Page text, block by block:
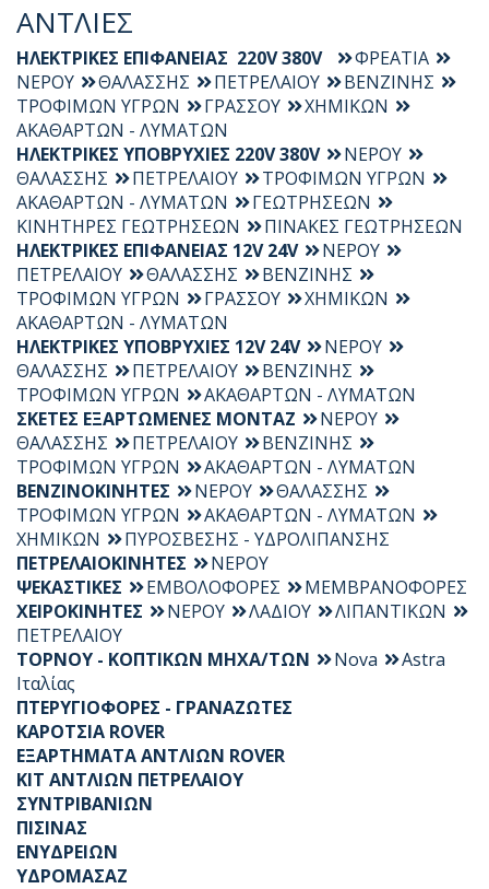
ΑΝΤΛΙΕΣ
ΗΛΕΚΤΡΙΚΕΣ ΕΠΙΦΑΝΕΙΑΣ 220V 380V
ΦΡΕΑΤΙΑ
ΝΕΡΟΥ
ΘΑΛΑΣΣΗΣ ΠΕΤΡΕΛΑΙΟΥ
ΒΕΝΖΙΝΗΣ
ΤΡΟΦΙΜΩΝ ΥΓΡΩΝ
ΓΡΑΣΣΟΥ
ΧΗΜΙΚΩΝ
ΑΚΑΘΑΡΤΩΝ - ΛΥΜΑΤΩΝ
ΗΛΕΚΤΡΙΚΕΣ ΥΠΟΒΡΥΧΙΕΣ 220V 380V
ΝΕΡΟΥ
ΘΑΛΑΣΣΗΣ
ΠΕΤΡΕΛΑΙΟΥ
ΤΡΟΦΙΜΩΝ ΥΓΡΩΝ
ΑΚΑΘΑΡΤΩΝ - ΛΥΜΑΤΩΝ
ΓΕΩΤΡΗΣΕΩΝ
ΚΙΝΗΤΗΡΕΣ ΓΕΩΤΡΗΣΕΩΝ
ΠΙΝΑΚΕΣ ΓΕΩΤΡΗΣΕΩΝ
ΗΛΕΚΤΡΙΚΕΣ ΕΠΙΦΑΝΕΙΑΣ 12V 24V
ΝΕΡΟΥ
ΠΕΤΡΕΛΑΙΟΥ
ΘΑΛΑΣΣΗΣ
ΒΕΝΖΙΝΗΣ
ΤΡΟΦΙΜΩΝ ΥΓΡΩΝ
ΓΡΑΣΣΟΥ
ΧΗΜΙΚΩΝ
ΑΚΑΘΑΡΤΩΝ - ΛΥΜΑΤΩΝ
ΗΛΕΚΤΡΙΚΕΣ ΥΠΟΒΡΥΧΙΕΣ 12V 24V
ΝΕΡΟΥ
ΘΑΛΑΣΣΗΣ
ΠΕΤΡΕΛΑΙΟΥ
ΒΕΝΖΙΝΗΣ
ΤΡΟΦΙΜΩΝ ΥΓΡΩΝ
ΑΚΑΘΑΡΤΩΝ - ΛΥΜΑΤΩΝ
ΣΚΕΤΕΣ ΕΞΑΡΤΩΜΕΝΕΣ ΜΟΝΤΑΖ
ΝΕΡΟΥ
ΘΑΛΑΣΣΗΣ
ΠΕΤΡΕΛΑΙΟΥ
ΒΕΝΖΙΝΗΣ
ΤΡΟΦΙΜΩΝ ΥΓΡΩΝ
ΑΚΑΘΑΡΤΩΝ - ΛΥΜΑΤΩΝ
ΒΕΝΖΙΝΟΚΙΝΗΤΕΣ
ΝΕΡΟΥ
ΘΑΛΑΣΣΗΣ
ΤΡΟΦΙΜΩΝ ΥΓΡΩΝ
ΑΚΑΘΑΡΤΩΝ - ΛΥΜΑΤΩΝ
ΧΗΜΙΚΩΝ
ΠΥΡΟΣΒΕΣΗΣ - ΥΔΡΟΛΙΠΑΝΣΗΣ
ΠΕΤΡΕΛΑΙΟΚΙΝΗΤΕΣ
ΝΕΡΟΥ
ΨΕΚΑΣΤΙΚΕΣ
ΕΜΒΟΛΟΦΟΡΕΣ
ΜΕΜΒΡΑΝΟΦΟΡΕΣ
ΧΕΙΡΟΚΙΝΗΤΕΣ
ΝΕΡΟΥ ΛΑΔΙΟΥ
ΛΙΠΑΝΤΙΚΩΝ
ΠΕΤΡΕΛΑΙΟΥ
ΤΟΡΝΟΥ - ΚΟΠΤΙΚΩΝ ΜΗΧΑ/ΤΩΝ
Nova
Astra
Ιταλίας
ΠΤΕΡΥΓΙΟΦΟΡΕΣ - ΓΡΑΝΑΖΩΤΕΣ
ΚΑΡΟΤΣΙΑ ROVER
ΕΞΑΡΤΗΜΑΤΑ ΑΝΤΛΙΩΝ ROVER
KIT ΑΝΤΛΙΩΝ ΠΕΤΡΕΛΑΙΟΥ
ΣΥΝΤΡΙΒΑΝΙΩΝ
ΠΙΣΙΝΑΣ
ΕΝΥΔΡΕΙΩΝ
ΥΔΡΟΜΑΣΑΖ